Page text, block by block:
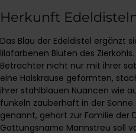
Herkunft
Das Blau der Edeldistel ergänzt
lilafarbenen Blüten des
Betrachter nicht nur mit ihrer
eine Halskrause geformten,
ihrer stahlblauen Nuancen wie
funkeln zauberhaft in der
genannt, gehört zur Familie der
Gattungsname Mannstreu soll